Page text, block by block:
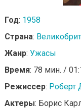
Год: 1958
Страна:
Жанр: Ужасы
Время: 78 мин. /
Режиссер: Роберт
Актеры: Борис